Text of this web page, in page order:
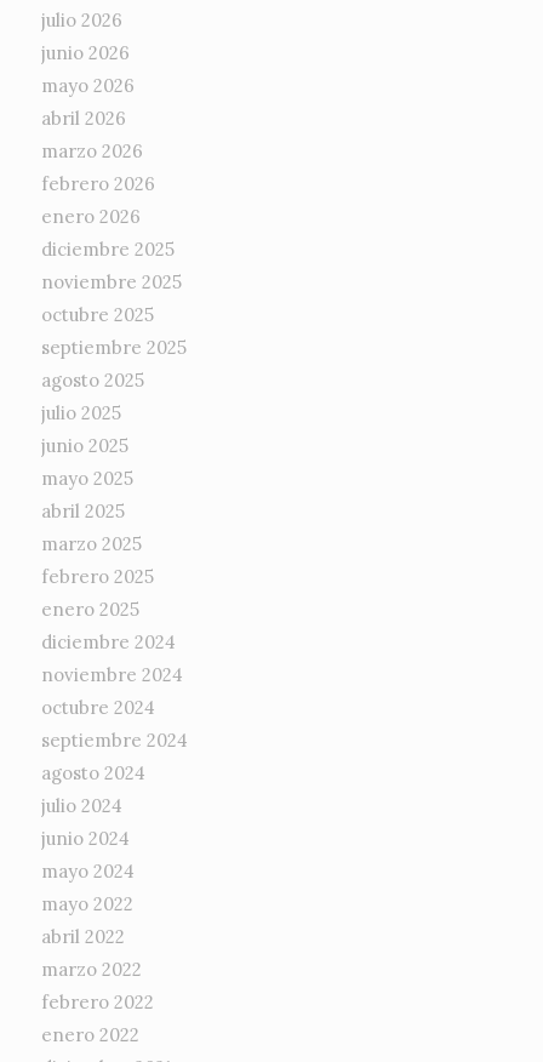
julio 2026
junio 2026
mayo 2026
abril 2026
marzo 2026
febrero 2026
enero 2026
diciembre 2025
noviembre 2025
octubre 2025
septiembre 2025
agosto 2025
julio 2025
junio 2025
mayo 2025
abril 2025
marzo 2025
febrero 2025
enero 2025
diciembre 2024
noviembre 2024
octubre 2024
septiembre 2024
agosto 2024
julio 2024
junio 2024
mayo 2024
mayo 2022
abril 2022
marzo 2022
febrero 2022
enero 2022